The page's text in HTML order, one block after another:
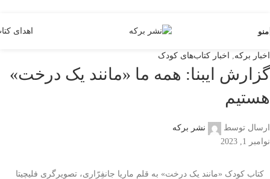
منو اهدای
اخبار برکه, اخبار کتاب‌های کودک
گزارش ایبنا: همه ما «مانند یک درخت»
هستیم
ارسال توسط
نشر برکه
نوامبر 1, 2023
کتاب کودک «مانند یک درخت» به قلم ماریا جانفِرّاری، تصویرگری فلیچیتا